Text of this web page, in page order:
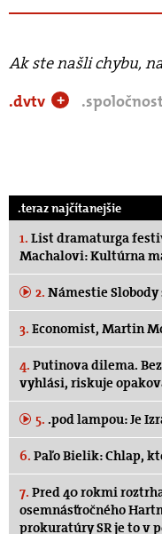
Ak ste našli chybu,
.dvtv
+
.teraz najčítanejšie
1. List dramaturga
Machalovi: Kultúrna
2. Námestie
3. Economist, Martin
4. Putinova dilema.
vyhlási, riskuje
5. .pod lampou: Je
6. Paľo Bielik: Chlap,
7. Pred 40 rokmi
osemnásťročného
prokuratúry SR je to v